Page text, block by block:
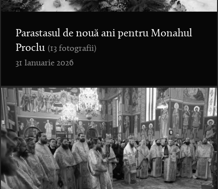
Parastasul de nouă ani pentru Monahul
Proclu (13 fotografii)
31 Ianuarie 2026